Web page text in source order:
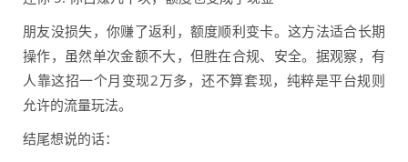
朋友没损失，你赚了返利，额度顺利变卡。这方法适合长期
操作，虽然单次金额不大，但胜在合规、安全。据观察，有
人靠这招一个月变现2万多，还不算套现，纯粹是平台规则
允许的流量玩法。
结尾想说的话：